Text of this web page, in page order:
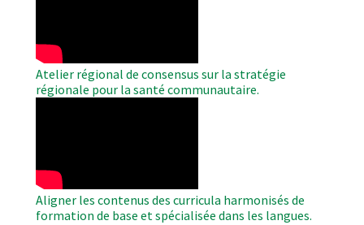
Atelier régional de consensus sur la stratégie
régionale pour la santé communautaire.
Aligner les contenus des curricula harmonisés de
formation de base et spécialisée dans les langues.